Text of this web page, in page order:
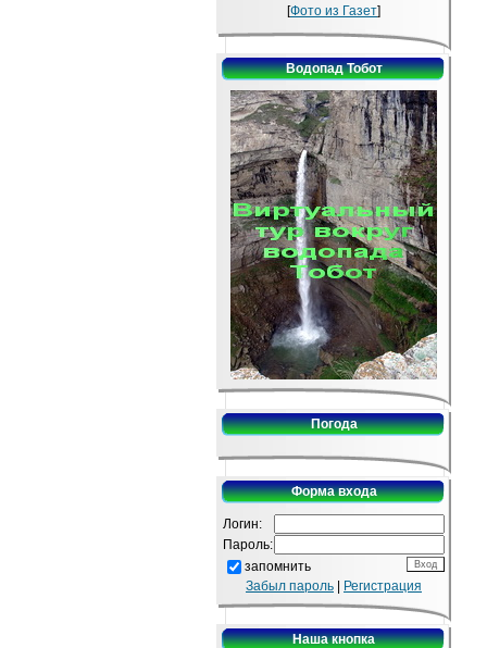
[Фото из Газет]
Водопад Тобот
Погода
Форма входа
Логин:
Пароль:
запомнить
Забыл пароль
Регистрация
Наша кнопка